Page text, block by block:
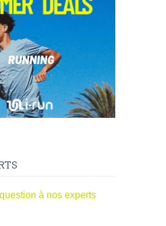
à nos experts